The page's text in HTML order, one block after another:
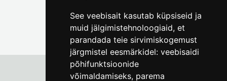
See veebisait kasutab küpsiseid ja
muid jälgimistehnoloogiaid, et
parandada teie sirvimiskogemust
järgmistel eesmärkidel: veebisaidi
põhifunktsioonide
võimaldamiseks, parema